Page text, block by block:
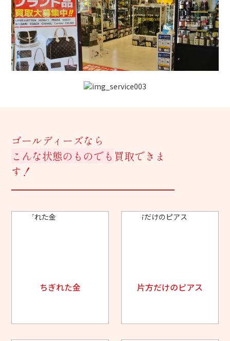
ゴールディーズなら
こんな状態のものでも 買取できま
す！
ちぎれた金 片方だけのピアス